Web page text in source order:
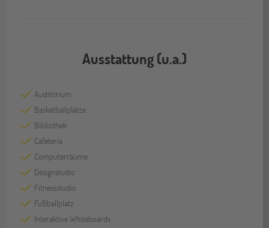
Ausstattung (u.a.)
Auditorium
Basketballplätze
Bibliothek
Cafeteria
Computerräume
Designstudio
Fitnessstudio
Fußballplatz
Interaktive Whiteboards